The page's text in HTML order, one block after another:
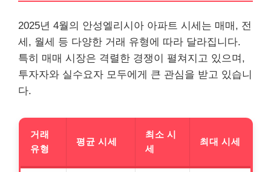
2025년 4월의 안성엘리시아 아파트 시세는 매매, 전
세, 월세 등 다양한 거래 유형에 따라 달라집니다.
특히 매매 시장은 격렬한 경쟁이 펼쳐지고 있으며,
투자자와 실수요자 모두에게 큰 관심을 받고 있습니
다.
거래
유형
평균 시세
최소 시
세
최대 시세